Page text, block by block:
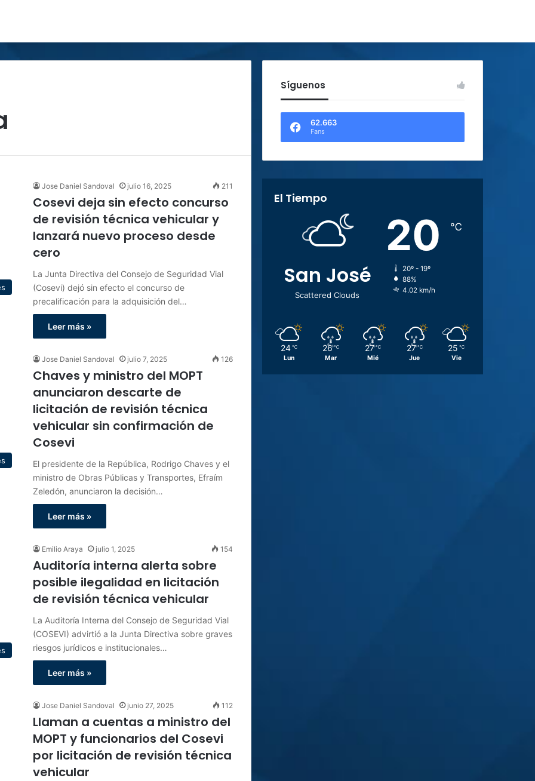
Jose Daniel Sandoval julio 16, 2025 211
Cosevi deja sin efecto concurso
de revisión técnica vehicular y
lanzará nuevo proceso desde
cero
La Junta Directiva del Consejo de Seguridad Vial
(Cosevi) dejó sin efecto el concurso de
precalificación para la adquisición del…
Leer más »
Jose Daniel Sandoval julio 7, 2025 126
Chaves y ministro del MOPT
anunciaron descarte de
licitación de revisión técnica
vehicular sin confirmación de
Cosevi
El presidente de la República, Rodrigo Chaves y el
ministro de Obras Públicas y Transportes, Efraím
Zeledón, anunciaron la decisión…
Leer más »
Emilio Araya julio 1, 2025 154
Auditoría interna alerta sobre
posible ilegalidad en licitación
de revisión técnica vehicular
La Auditoría Interna del Consejo de Seguridad Vial
(COSEVI) advirtió a la Junta Directiva sobre graves
riesgos jurídicos e institucionales…
Leer más »
Jose Daniel Sandoval junio 27, 2025 112
Llaman a cuentas a ministro del
MOPT y funcionarios del Cosevi
por licitación de revisión técnica
vehicular
Síguenos
62.663
Fans
El Tiempo
San José
Scattered Clouds
20 ℃
20º - 19º
88%
4.02 km/h
24 ℃
Lun
26 ℃
Mar
27 ℃
Mié
27 ℃
Jue
25 ℃
Vie